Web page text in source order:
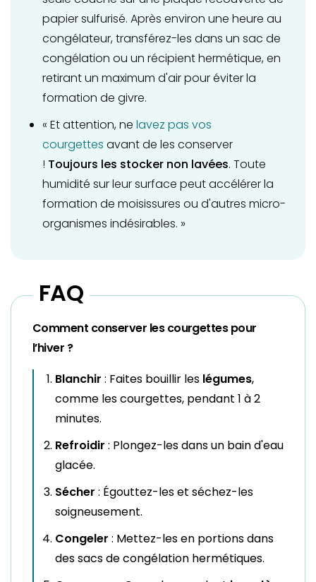
papier sulfurisé. Après environ une heure au
congélateur, transférez-les dans un sac de
congélation ou un récipient hermétique, en
retirant un maximum d'air pour éviter la
formation de givre.
« Et attention, ne lavez pas vos
courgettes avant de les conserver
! Toujours les stocker non lavées. Toute
humidité sur leur surface peut accélérer la
formation de moisissures ou d'autres micro-
organismes indésirables. »
FAQ
Comment conserver les courgettes pour
l’hiver ?
Blanchir : Faites bouillir les légumes,
comme les courgettes, pendant 1 à 2
minutes.
Refroidir : Plongez-les dans un bain d'eau
glacée.
Sécher : Égouttez-les et séchez-les
soigneusement.
Congeler : Mettez-les en portions dans
des sacs de congélation hermétiques.